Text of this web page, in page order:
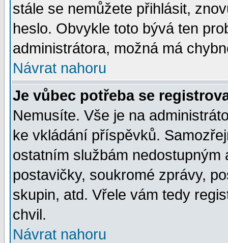
stále se nemůžete přihlásit,
heslo. Obvykle toto bývá ten
administrátora, možná má
Návrat nahoru
Je vůbec potřeba se
Nemusíte. Vše je na
ke vkládání příspěvků.
ostatním službám
postavičky, soukromé zprávy,
skupin, atd. Vřele vám tedy
chvil.
Návrat nahoru